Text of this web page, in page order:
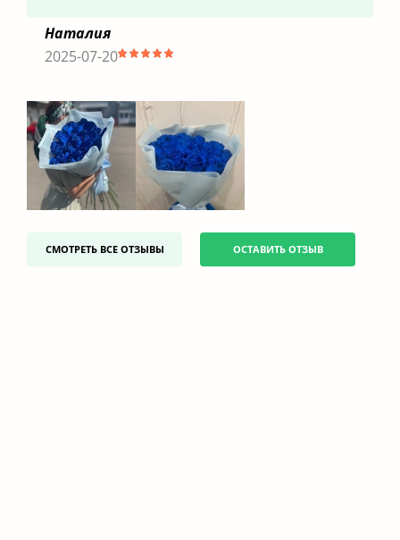
Наталия
2025-07-20
СМОТРЕТЬ ВСЕ ОТЗЫВЫ ОСТАВИТЬ ОТЗЫВ